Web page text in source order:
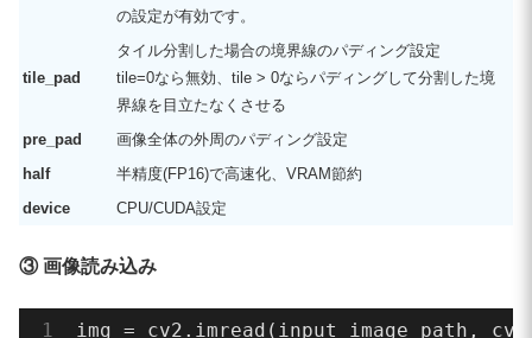
output, _ = upsampler.enhance(img,
# CUDAは非同期なので正確な時間計測用
device == "cuda"
    torch.cuda.synchronize()
elapsed = time.time() - start_time
print("output:"
# ----------------------
の設定が有効です。
tile_pad
タイル分割した場合の境界線のパディング設定
tile=0なら無効、tile > 0ならパディングして分割した境
界線を目立たなくさせる
pre_pad
画像全体の外周のパディング設定
half
半精度(FP16)で高速化、VRAM節約
device
CPU/CUDA設定
③ 画像読み込み